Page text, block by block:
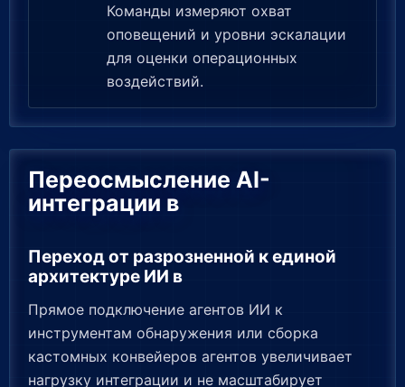
Команды измеряют охват
оповещений и уровни эскалации
для оценки операционных
воздействий.
Переосмысление AI-
интеграции в
Переход от разрозненной к единой
архитектуре ИИ в
Прямое подключение агентов ИИ к
инструментам обнаружения или сборка
кастомных конвейеров агентов увеличивает
нагрузку интеграции и не масштабирует